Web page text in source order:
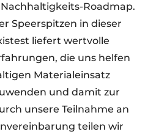
Roadmap.
Speerspitzen in dieser
liefert wertvolle
die uns helfen
Materialeinsatz
und damit zur
unsere Teilnahme an
teilen wir